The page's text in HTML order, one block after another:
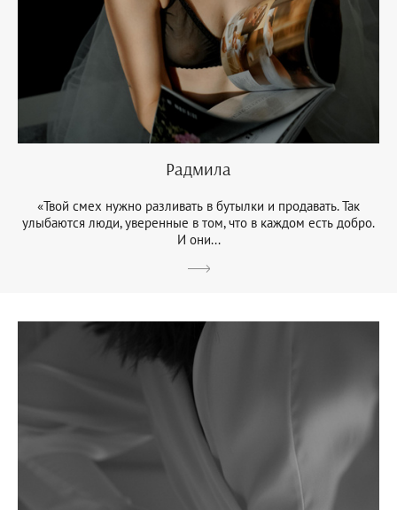
Радмила
«Твой смех нужно разливать в бутылки и продавать. Так
улыбаются люди, уверенные в том, что в каждом есть добро.
И они...